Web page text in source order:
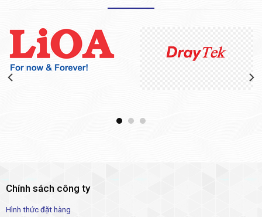
Chính sách công ty
Hình thức đặt hàng